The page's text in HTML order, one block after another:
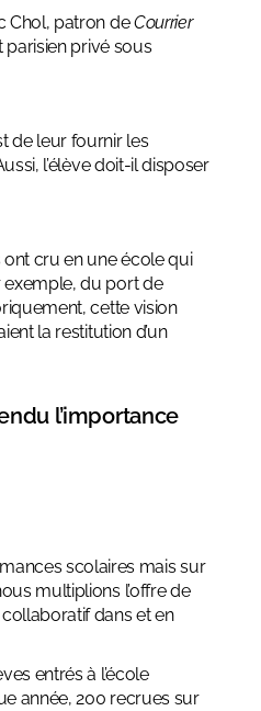
Chol, patron deCourrier
parisien privé sous
de leur fournir les
l’élève doit-il disposer
cru en une école qui
exemple, du port de
cette vision
la restitution d’un
l’importance
scolaires mais sur
multiplions l’offre de
dans et en
entrés à l’école
année, 200 recrues sur